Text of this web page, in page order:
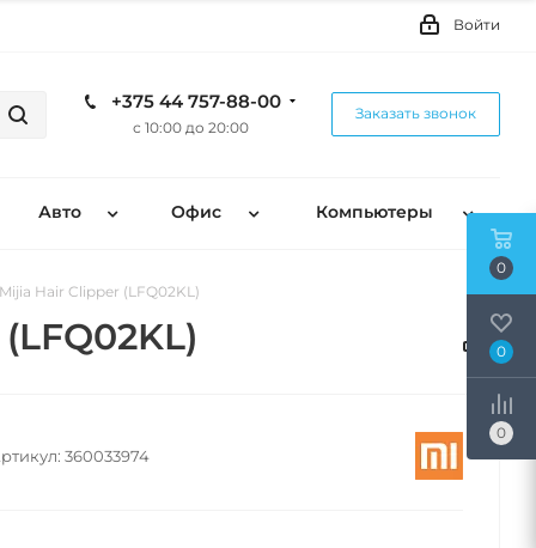
Войти
+375 44 757-88-00
с 10:00 до 20:00
Заказать звонок
Авто Офис Компьютеры
Hair Clipper (LFQ02KL)
360033974
0
0
0